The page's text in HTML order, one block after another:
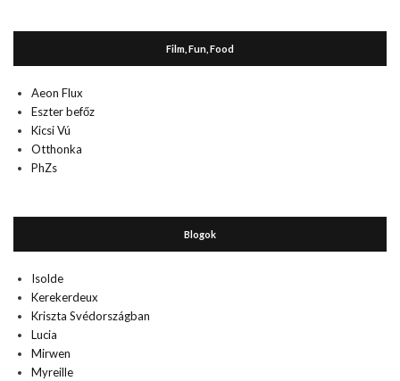
Film, Fun, Food
Aeon Flux
Eszter befőz
Kicsi Vú
Otthonka
PhZs
Blogok
Isolde
Kerekerdeux
Kriszta Svédországban
Lucia
Mirwen
Myreille